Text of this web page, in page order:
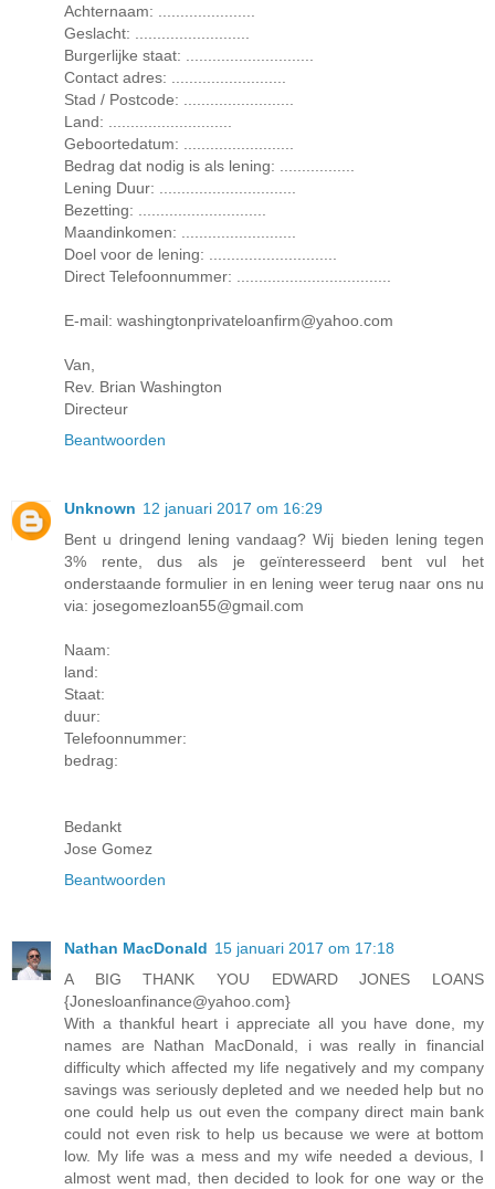
Achternaam: ......................
Geslacht: ..........................
Burgerlijke staat: .............................
Contact adres: ..........................
Stad / Postcode: .........................
Land: ............................
Geboortedatum: .........................
Bedrag dat nodig is als lening: .................
Lening Duur: ...............................
Bezetting: .............................
Maandinkomen: ..........................
Doel voor de lening: .............................
Direct Telefoonnummer: ...................................
E-mail: washingtonprivateloanfirm@yahoo.com
Van,
Rev. Brian Washington
Directeur
Beantwoorden
Unknown 12 januari 2017 om 16:29
Bent u dringend lening vandaag? Wij bieden lening tegen
3% rente, dus als je geïnteresseerd bent vul het
onderstaande formulier in en lening weer terug naar ons nu
via: josegomezloan55@gmail.com
Naam:
land:
Staat:
duur:
Telefoonnummer:
bedrag:
Bedankt
Jose Gomez
Beantwoorden
Nathan MacDonald 15 januari 2017 om 17:18
A BIG THANK YOU EDWARD JONES LOANS
{Jonesloanfinance@yahoo.com}
With a thankful heart i appreciate all you have done, my
names are Nathan MacDonald, i was really in financial
difficulty which affected my life negatively and my company
savings was seriously depleted and we needed help but no
one could help us out even the company direct main bank
could not even risk to help us because we were at bottom
low. My life was a mess and my wife needed a devious, I
almost went mad, then decided to look for one way or the